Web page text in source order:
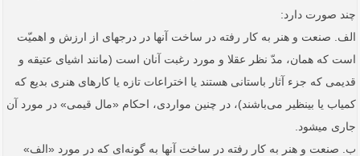
چند صورت دارد:
الف. صنعت و هنر به کار رفته در ساخت آنها در درجه­ای از ارزش و اهمیّت
است که همان، مدّ نظر عقلا و مورد رغبت آنان است (مانند اشیای عتیقه و
قدیمی که جزء آثار باستانی هستند یا اختراعات تازه یا کارهای هنری بدیع که
کمیاب یا بی­نظیر می‌باشند)، در چنین مواردی، احکام «مال قیمی» در مورد آن
جاری می­شود.
ب. صنعت و هنر به کار رفته در ساخت آنها به گونه‌ای که در مورد «الف»